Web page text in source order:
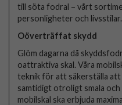
till söta fodral – vårt
personligheter och livsstilar.
Oöverträffat skydd
Glöm dagarna då
oattraktiva skal. Våra
teknik för att säkerställa att
samtidigt otroligt smala
mobilskal ska erbjuda